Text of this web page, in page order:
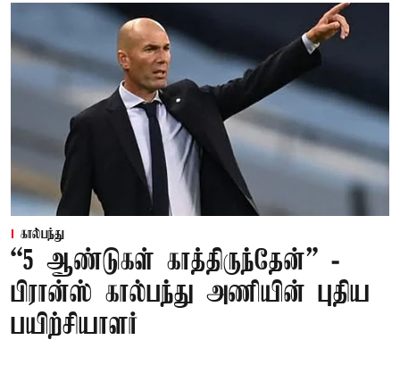
கால்பந்து
“5 ஆண்டுகள் காத்திருந்தேன்” -
பிரான்ஸ் கால்பந்து அணியின் புதிய
பயிற்சியாளர்